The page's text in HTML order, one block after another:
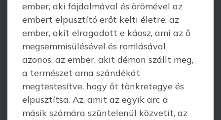
ember, aki fájdalmával és örömével az
embert elpusztító erőt kelti életre, az
ember, akit elragadott e káosz, ami az ő
megsemmisülésével és romlásával
azonos, az ember, akit démon szállt meg,
a természet ama szándékát
megtestesítve, hogy őt tönkretegye és
elpusztítsa. Az, amit az egyik arc a
másik számára szüntelenül közvetít, az